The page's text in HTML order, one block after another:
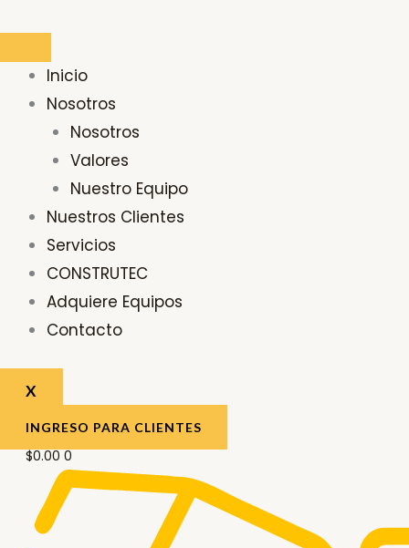
contenido
Inicio
Nosotros
Nosotros
Valores
Nuestro Equipo
Nuestros Clientes
Servicios
CONSTRUTEC
Adquiere Equipos
Contacto
X
INGRESO PARA CLIENTES
$0.00 0